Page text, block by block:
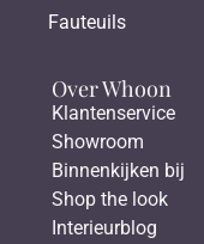
Fauteuils
Over Whoon
Klantenservice
Showroom
Binnenkijken bij
Shop the look
Interieurblog